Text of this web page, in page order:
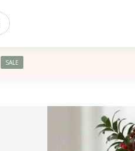
SALE